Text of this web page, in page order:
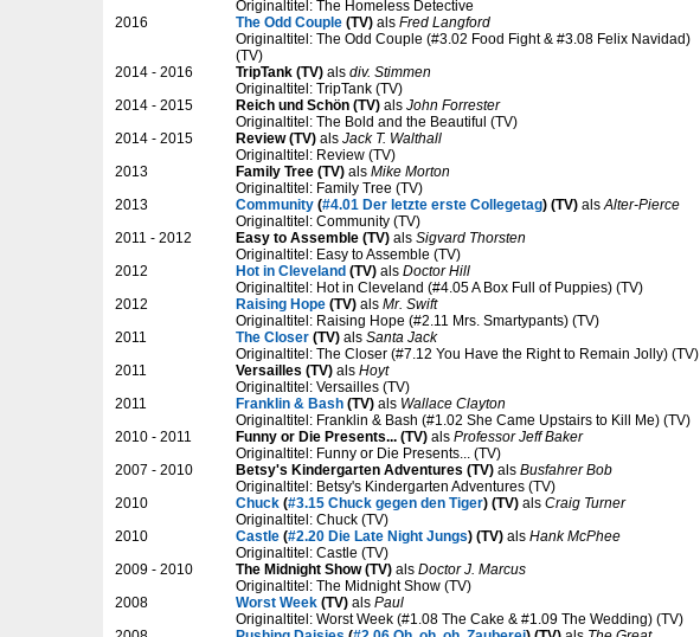
Originaltitel: The Homeless Detective
2016
The Odd Couple (TV) als Fred Langford
Originaltitel: The Odd Couple (#3.02 Food Fight & #3.08 Felix Navidad)
(TV)
2014 - 2016
TripTank (TV) als div. Stimmen
Originaltitel: TripTank (TV)
2014 - 2015
Reich und Schön (TV) als John Forrester
Originaltitel: The Bold and the Beautiful (TV)
2014 - 2015
Review (TV) als Jack T. Walthall
Originaltitel: Review (TV)
2013
Family Tree (TV) als Mike Morton
Originaltitel: Family Tree (TV)
2013
Community (#4.01 Der letzte erste Collegetag) (TV) alsAlter-Pierce
Originaltitel: Community (TV)
2011 - 2012
Easy to Assemble (TV) als Sigvard Thorsten
Originaltitel: Easy to Assemble (TV)
2012
Hot in Cleveland (TV) als Doctor Hill
Originaltitel: Hot in Cleveland (#4.05 A Box Full of Puppies) (TV)
2012
Raising Hope (TV) als Mr. Swift
Originaltitel: Raising Hope (#2.11 Mrs. Smartypants) (TV)
2011
The Closer (TV) als Santa Jack
Originaltitel: The Closer (#7.12 You Have the Right to Remain Jolly) (TV)
2011
Versailles (TV) als Hoyt
Originaltitel: Versailles (TV)
2011
Franklin & Bash (TV) als Wallace Clayton
Originaltitel: Franklin & Bash (#1.02 She Came Upstairs to Kill Me) (TV)
2010 - 2011
Funny or Die Presents... (TV) als Professor Jeff Baker
Originaltitel: Funny or Die Presents... (TV)
2007 - 2010
Betsy's Kindergarten Adventures (TV) als Busfahrer Bob
Originaltitel: Betsy's Kindergarten Adventures (TV)
2010
Chuck (#3.15 Chuck gegen den Tiger) (TV) als Craig Turner
Originaltitel: Chuck (TV)
2010
Castle (#2.20 Die Late Night Jungs) (TV) als Hank McPhee
Originaltitel: Castle (TV)
2009 - 2010
The Midnight Show (TV) als Doctor J. Marcus
Originaltitel: The Midnight Show (TV)
2008
Worst Week (TV) als Paul
Originaltitel: Worst Week (#1.08 The Cake & #1.09 The Wedding) (TV)